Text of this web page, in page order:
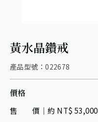
黃水晶鑽戒
產品型號：022678
價格
售 價 約 NT$ 53,000